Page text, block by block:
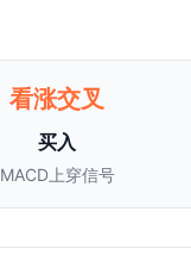
看涨交叉
买入
MACD上穿信号